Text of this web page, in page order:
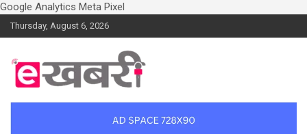
Google Analytics Meta Pixel
Skip
to
Thursday, August 6, 2026
Ekhabri.com